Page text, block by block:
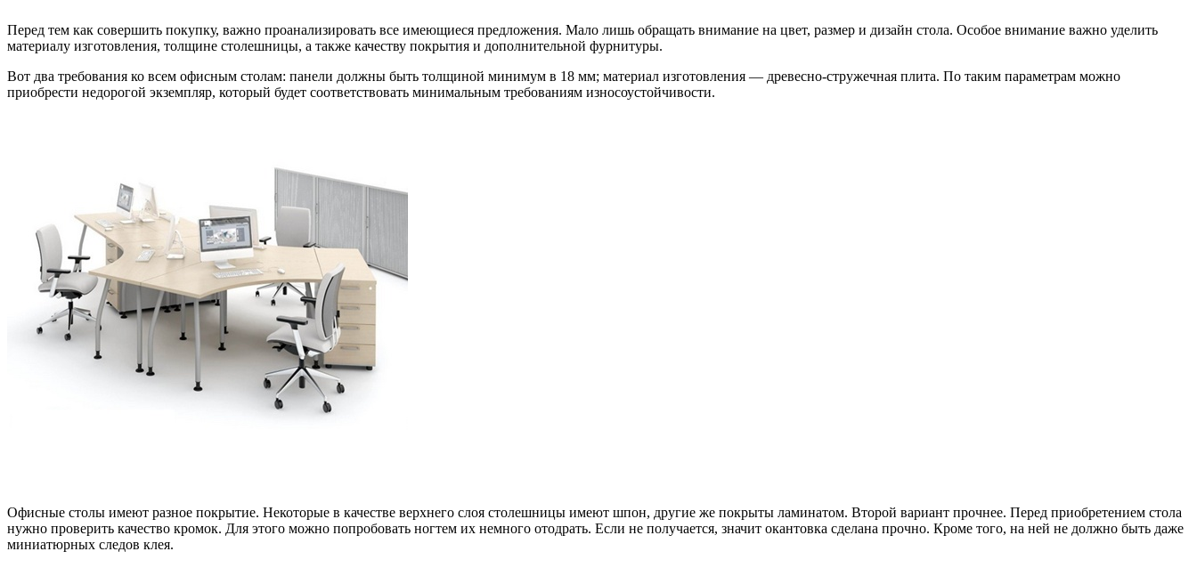
Перед тем как совершить покупку, важно проанализировать все имеющиеся предложения. Мало лишь обращать внимание на цвет, размер и дизайн стола. Особое внимание важно уделить
материалу изготовления, толщине столешницы, а также качеству покрытия и дополнительной фурнитуры.
Вот два требования ко всем офисным столам: панели должны быть толщиной минимум в 18 мм; материал изготовления — древесно-стружечная плита. По таким параметрам можно
приобрести недорогой экземпляр, который будет соответствовать минимальным требованиям износоустойчивости.
Офисные столы имеют разное покрытие. Некоторые в качестве верхнего слоя столешницы имеют шпон, другие же покрыты ламинатом. Второй вариант прочнее. Перед приобретением стола
нужно проверить качество кромок. Для этого можно попробовать ногтем их немного отодрать. Если не получается, значит окантовка сделана прочно. Кроме того, на ней не должно быть даже
миниатюрных следов клея.